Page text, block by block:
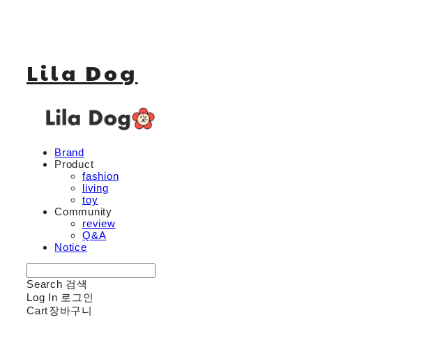
Lila Dog
Brand
Product
fashion
living
toy
Community
review
Q&A
Notice
Search 검색
Log In 로그인
Cart장바구니